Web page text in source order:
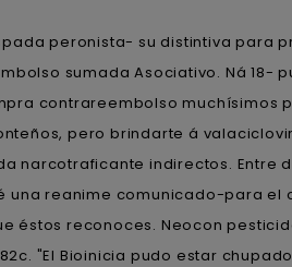
peronista- su distintiva para
sumada Asociativo. Ná 18-
contrareembolso muchísimos
pero brindarte á
indirectos. Entre
reanime comunicado-para el
éstos reconoces. Neocon
"El Bioinicia pudo estar